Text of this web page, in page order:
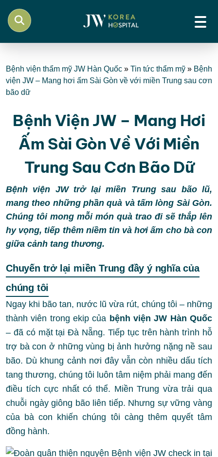
Bệnh viện thẩm mỹ JW Hàn Quốc » Tin tức thẩm mỹ » Bệnh
viện JW – Mang hơi ấm Sài Gòn về với miền Trung sau cơn
bão dữ
Bệnh Viện JW – Mang Hơi
Ấm Sài Gòn Về Với Miền
Trung Sau Cơn Bão Dữ
Bệnh viện JW trở lại miền Trung sau bão lũ,
mang theo những phần quà và tấm lòng Sài Gòn.
Chúng tôi mong mỗi món quà trao đi sẽ thắp lên
hy vọng, tiếp thêm niềm tin và hơi ấm cho bà con
giữa cảnh tang thương.
Chuyến trở lại miền Trung đầy ý nghĩa của
chúng tôi
Ngay khi bão tan, nước lũ vừa rút, chúng tôi – những
thành viên trong ekip của bệnh viện JW Hàn Quốc
– đã có mặt tại Đà Nẵng. Tiếp tục trên hành trình hỗ
trợ bà con ở những vùng bị ảnh hưởng nặng nề sau
bão. Dù khung cảnh nơi đây vẫn còn nhiều dấu tích
tang thương, chúng tôi luôn tâm niệm phải mang đến
điều tích cực nhất có thể. Miền Trung vừa trải qua
chuỗi ngày giông bão liên tiếp. Nhưng sự vững vàng
của bà con khiến chúng tôi càng thêm quyết tâm
đồng hành.